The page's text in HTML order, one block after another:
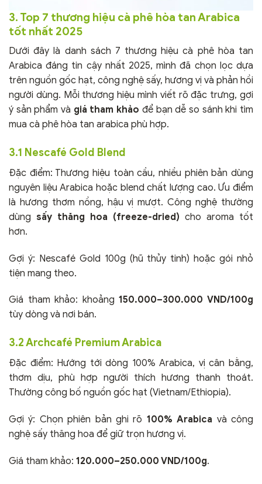
3. Top 7 thương hiệu cà phê hòa tan Arabica
tốt nhất 2025
Dưới đây là danh sách 7 thương hiệu cà phê hòa tan
Arabica đáng tin cậy nhất 2025, mình đã chọn lọc dựa
trên nguồn gốc hạt, công nghệ sấy, hương vị và phản hồi
người dùng. Mỗi thương hiệu mình viết rõ đặc trưng, gợi
ý sản phẩm và giá tham khảo để bạn dễ so sánh khi tìm
mua cà phê hòa tan arabica phù hợp.
3.1 Nescafé Gold Blend
Đặc điểm: Thương hiệu toàn cầu, nhiều phiên bản dùng
nguyên liệu Arabica hoặc blend chất lượng cao. Ưu điểm
là hương thơm nồng, hậu vị mượt. Công nghệ thường
dùng sấy thăng hoa (freeze-dried) cho aroma tốt
hơn.
Gợi ý: Nescafé Gold 100g (hũ thủy tinh) hoặc gói nhỏ
tiện mang theo.
Giá tham khảo: khoảng150.000–300.000 VND/100g
tùy dòng và nơi bán.
3.2 Archcafé Premium Arabica
Đặc điểm: Hướng tới dòng 100% Arabica, vị cân bằng,
thơm dịu, phù hợp người thích hương thanh thoát.
Thường công bố nguồn gốc hạt (Vietnam/Ethiopia).
Gợi ý: Chọn phiên bản ghi rõ 100% Arabica và công
nghệ sấy thăng hoa để giữ trọn hương vị.
Giá tham khảo: 120.000–250.000 VND/100g.